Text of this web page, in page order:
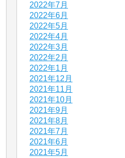
2022年7月
2022年6月
2022年5月
2022年4月
2022年3月
2022年2月
2022年1月
2021年12月
2021年11月
2021年10月
2021年9月
2021年8月
2021年7月
2021年6月
2021年5月